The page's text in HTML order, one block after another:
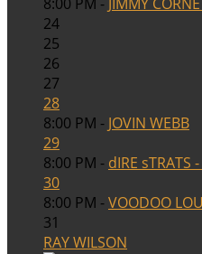
24
25
26
27
28
8:00 PM - JOVIN WEBB
29
8:00 PM - dIRE
30
8:00 PM -VOODOO
31
RAY WILSON